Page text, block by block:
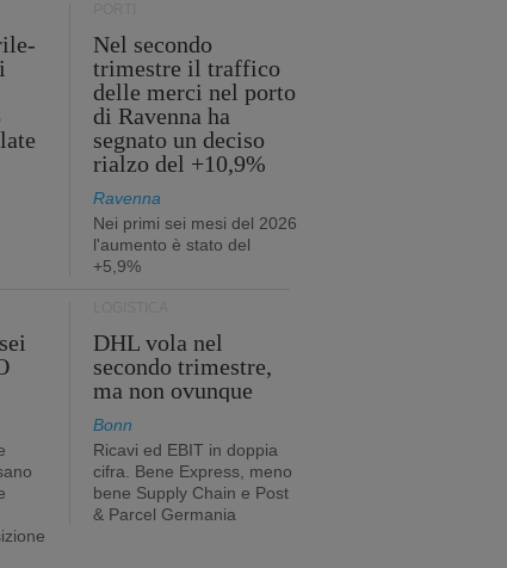
Nel secondo
trimestre il traffico
delle merci nel porto
di Ravenna ha
segnato un deciso
rialzo del +10,9%
Ravenna
Nei primi sei mesi del 2026
l'aumento è stato del
+5,9%
DHL vola nel
secondo trimestre,
ma non ovunque
Bonn
Ricavi ed EBIT in doppia
cifra. Bene Express, meno
bene Supply Chain e Post
& Parcel Germania